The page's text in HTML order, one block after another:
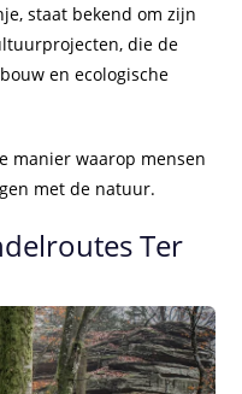
staat bekend om zijn
die de
en ecologische
manier waarop mensen
met de natuur.
Ter